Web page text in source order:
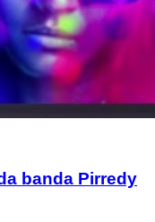
banda Pirredy